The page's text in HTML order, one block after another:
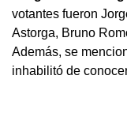
votantes fueron
Astorga, Bruno
Además, se
inhabilitó de